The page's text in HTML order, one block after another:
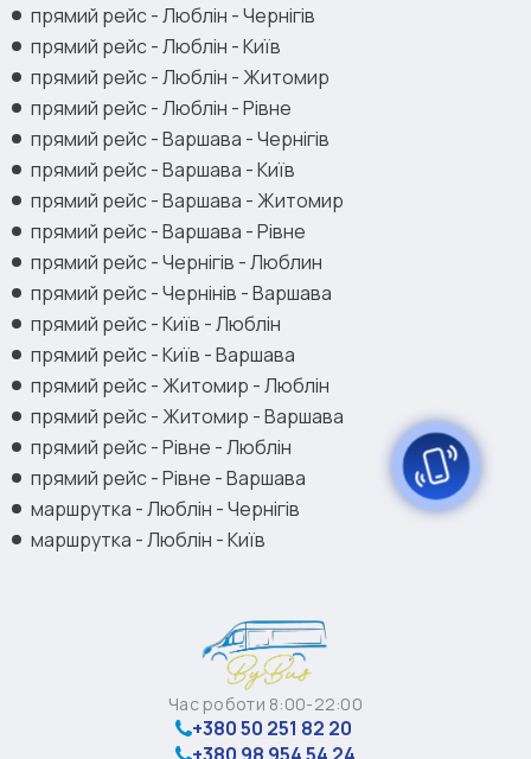
прямий рейс - Люблін - Чернігів
прямий рейс - Люблін - Київ
прямий рейс - Люблін - Житомир
прямий рейс - Люблін - Рівне
прямий рейс - Варшава - Чернігів
прямий рейс - Варшава - Київ
прямий рейс - Варшава - Житомир
прямий рейс - Варшава - Рівне
прямий рейс - Чернігів - Люблин
прямий рейс - Чернінів - Варшава
прямий рейс - Київ - Люблін
прямий рейс - Київ - Варшава
прямий рейс - Житомир - Люблін
прямий рейс - Житомир - Варшава
прямий рейс - Рівне - Люблін
прямий рейс - Рівне - Варшава
маршрутка - Люблін - Чернігів
маршрутка - Люблін - Київ
Час роботи 8:00-22:00
+380 50 251 82 20